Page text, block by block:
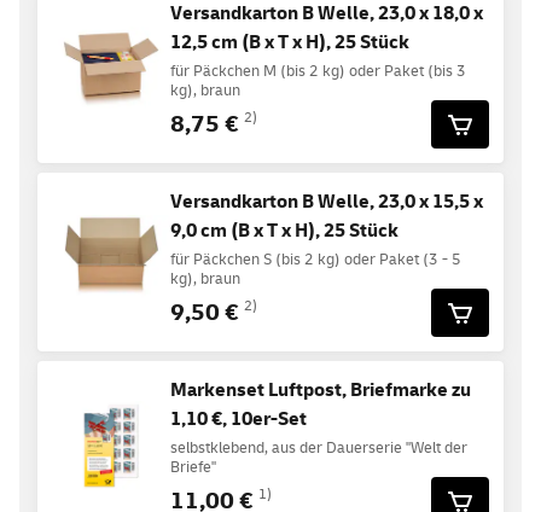
Versandkarton B Welle, 23,0 x 18,0 x
12,5 cm (B x T x H), 25 Stück
für Päckchen M (bis 2 kg) oder Paket (bis 3
kg), braun
8,75 € 2)
Versandkarton B Welle, 23,0 x 15,5 x
9,0 cm (B x T x H), 25 Stück
für Päckchen S (bis 2 kg) oder Paket (3 - 5
kg), braun
9,50 € 2)
Markenset Luftpost, Briefmarke zu
1,10 €, 10er-Set
selbstklebend, aus der Dauerserie "Welt der
Briefe"
11,00 € 1)